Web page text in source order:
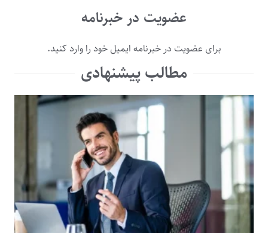
عضویت در خبرنامه
برای عضویت در خبرنامه ایمیل خود را وارد کنید.
مطالب پیشنهادی